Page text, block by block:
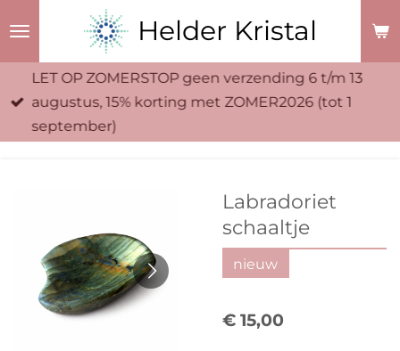
naar
Helder Kristal
LET OP ZOMERSTOP geen verzending 6 t/m 13
augustus, 15% korting met ZOMER2026 (tot 1
september)
Labradoriet
schaaltje
nieuw
€ 15,00